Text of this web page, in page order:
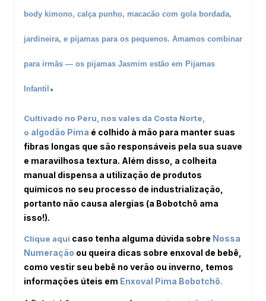
body kimono, calça punho, macacão com gola bordada,
jardineira, e pijamas para os pequenos. Amamos combinar
para irmãs — os pijamas Jasmim estão em Pijamas
Infantil .
Cultivado no Peru, nos vales da Costa Norte,
o algodão Pima é colhido à mão para manter suas
fibras longas que são responsáveis pela sua suave
e maravilhosa textura. Além disso, a colheita
manual dispensa a utilização de produtos
químicos no seu processo de industrialização,
portanto não causa alergias (a Bobotchô ama
isso!).
Clique aqui caso tenha alguma dúvida sobre Nossa
Numeração ou queira dicas sobre enxoval de bebê,
como vestir seu bebê no verão ou inverno, temos
informações úteis em Enxoval Pima Bobotchô.